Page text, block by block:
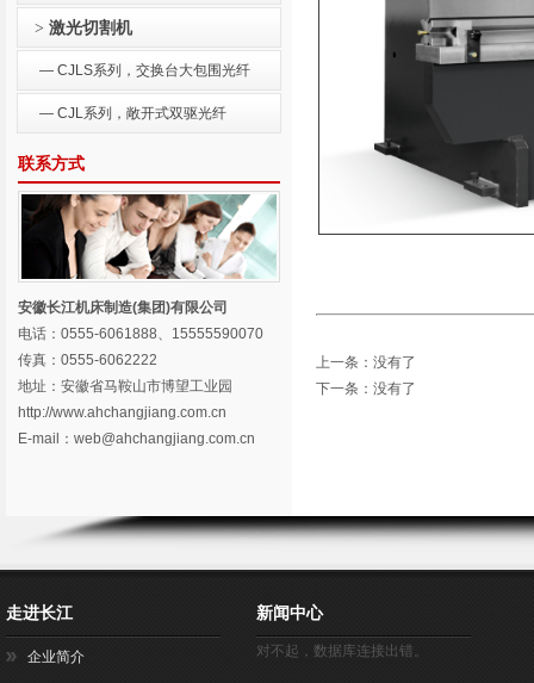
> 激光切割机
— CJLS系列，交换台大包围光纤
— CJL系列，敞开式双驱光纤
联系方式
安徽长江机床制造(集团)有限公司
电话：0555-6061888、15555590070
传真：0555-6062222
地址：安徽省马鞍山市博望工业园
http://www.ahchangjiang.com.cn
E-mail：web@ahchangjiang.com.cn
上一条：没有了
下一条：没有了
走进长江
企业简介
新闻中心
对不起，数据库连接出错。